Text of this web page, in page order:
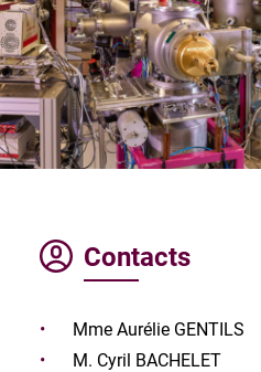
Contacts
Mme Aurélie GENTILS
M. Cyril BACHELET